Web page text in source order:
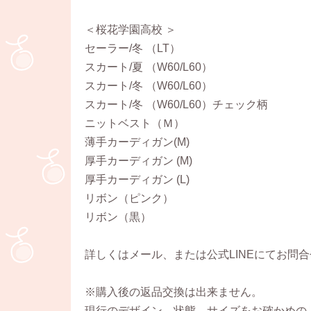
＜桜花学園高校 ＞
セーラー/冬 （LT）
スカート/夏 （W60/L60）
スカート/冬 （W60/L60）
スカート/冬 （W60/L60）チェック柄
ニットベスト（Ｍ）
薄手カーディガン(M)
厚手カーディガン (M)
厚手カーディガン (L)
リボン（ピンク）
リボン（黒）
詳しくはメール、または公式LINEにてお問
※購入後の返品交換は出来ません。